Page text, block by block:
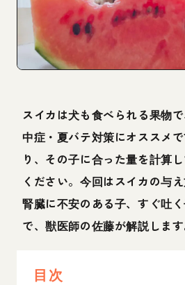
スイカは犬も食べられる果物
中症・夏バテ対策にオススメ
り、その子に合った量を計算
ください。今回はスイカの与
腎臓に不安のある子、すぐ吐
で、獣医師の佐藤が解説します
目次